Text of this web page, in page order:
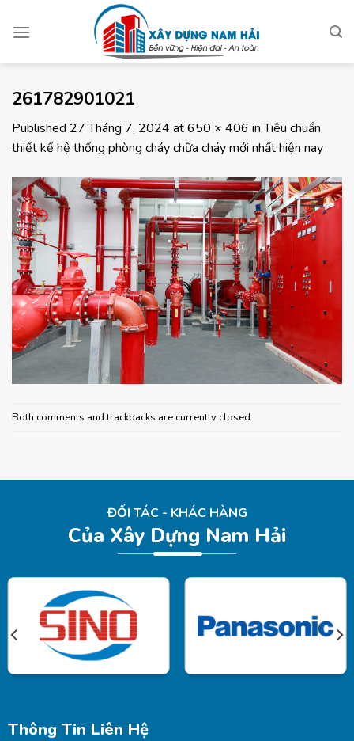
261782901021
Published 27 Tháng 7, 2024 at650 × 406 inTiêu chuẩn
thiết kế hệ thống phòng cháy chữa cháy mới nhất hiện nay
Both comments and trackbacks are currently closed.
ĐỐI TÁC - KHÁC HÀNG
Của Xây Dựng Nam Hải
Thông Tin Liên Hệ